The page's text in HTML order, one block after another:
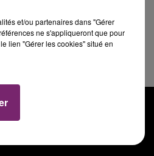
et/ou partenaires dans "Gérer
ne s'appliqueront que pour
lien "Gérer les cookies" situé en